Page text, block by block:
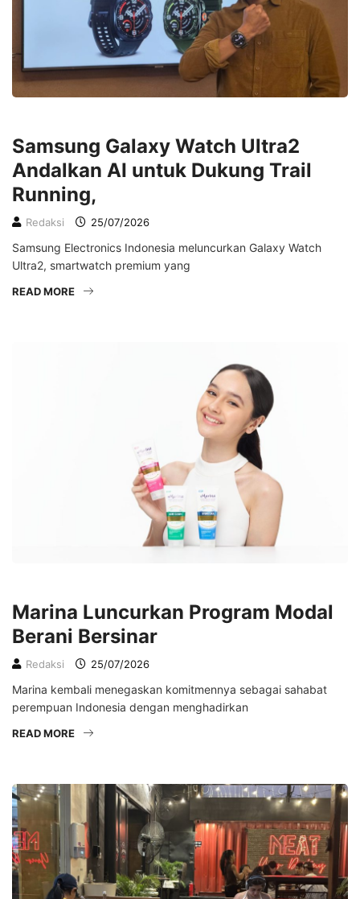
Samsung Galaxy Watch Ultra2
Andalkan AI untuk Dukung Trail
Running,
Redaksi 25/07/2026
Samsung Electronics Indonesia meluncurkan Galaxy Watch
Ultra2, smartwatch premium yang
READ MORE
Marina Luncurkan Program Modal
Berani Bersinar
Redaksi 25/07/2026
Marina kembali menegaskan komitmennya sebagai sahabat
perempuan Indonesia dengan menghadirkan
READ MORE